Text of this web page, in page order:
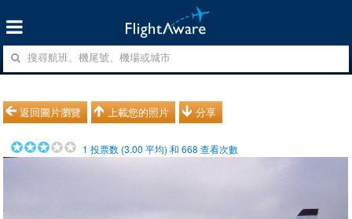
返回圖片瀏覽 上載您的照片 分享
1 投票数 (3.00 平均) 和668 查看次數